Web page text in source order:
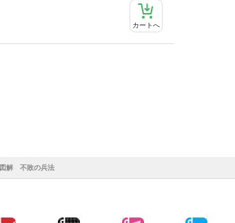
カートへ
図解 不敗の兵法